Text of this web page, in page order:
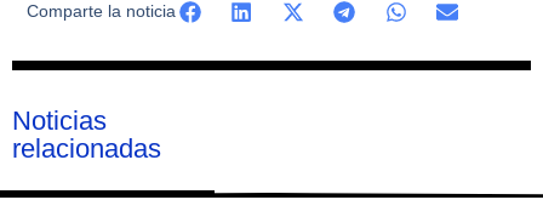
Comparte la noticia
Noticias
relacionadas